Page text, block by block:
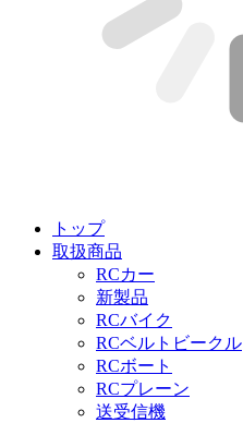
トップ
取扱商品
RCカー
新製品
RCバイク
RCベルトビークル
RCボート
RCプレーン
送受信機